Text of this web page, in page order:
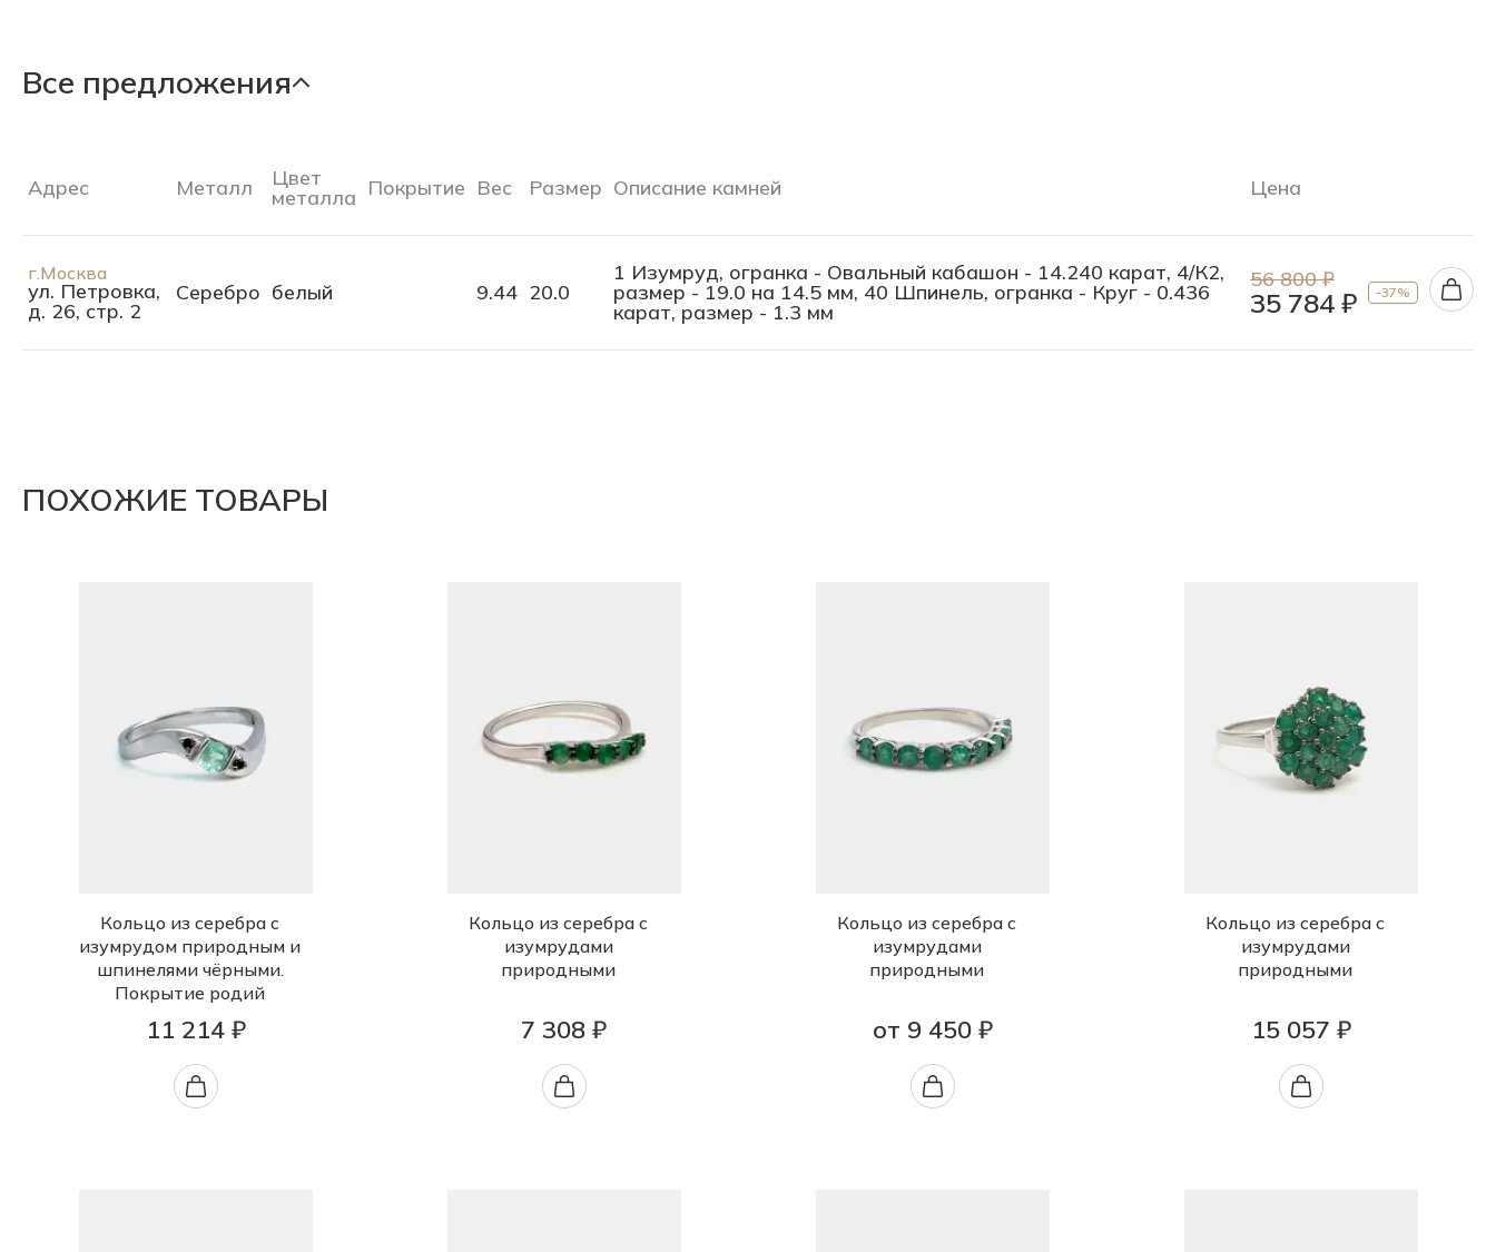
Все предложения
Адрес Металл Цвет
металла Покрытие Вес Размер Описание камней Цена
г.Москва
ул. Петровка,
д. 26, стр. 2
Серебро белый 9.44 20.0
1 Изумруд, огранка - Овальный кабашон - 14.240 карат, 4/К2,
размер - 19.0 на 14.5 мм, 40 Шпинель, огранка - Круг - 0.436
карат, размер - 1.3 мм
56 800 ₽
35 784 ₽ -37%
ПОХОЖИЕ ТОВАРЫ
Кольцо из серебра с
изумрудом природным и
шпинелями чёрными.
Покрытие родий
11 214 ₽
Кольцо из серебра с
изумрудами
природными
7 308 ₽
Кольцо из серебра с
изумрудами
природными
от 9 450 ₽
Кольцо из серебра с
изумрудами
природными
15 057 ₽